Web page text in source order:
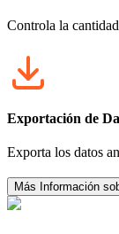
Controla la
Exportación de
Exporta los datos
Más Información